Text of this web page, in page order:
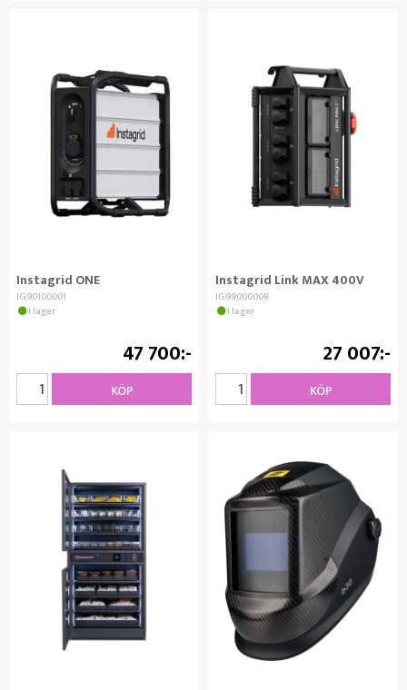
Instagrid ONE
IG90100001
I lager
47 700
KÖP
Instagrid Link MAX 400V
IG99000008
I lager
27 007
KÖP